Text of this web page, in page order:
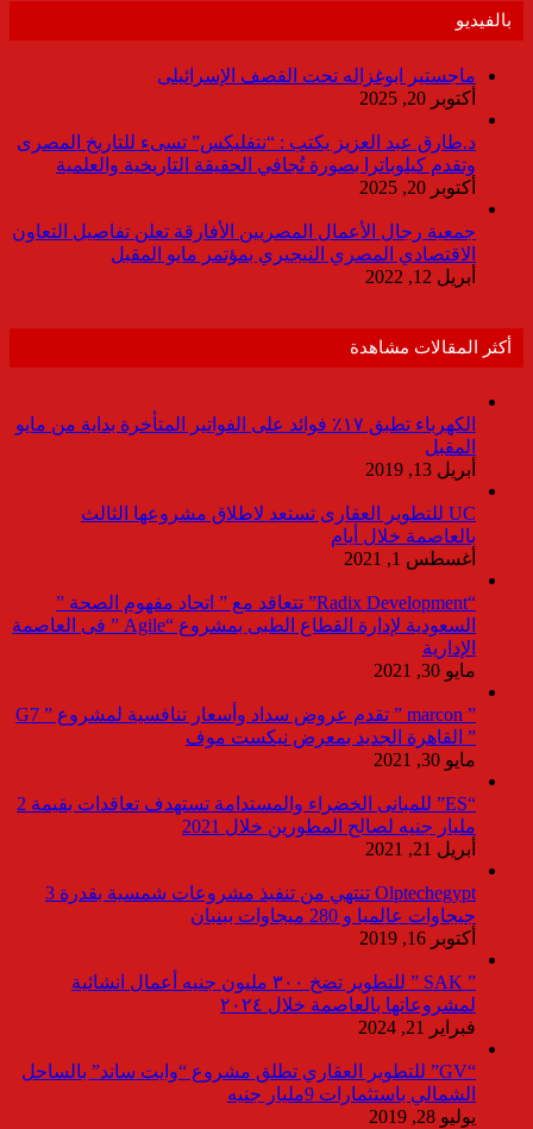
بالفيديو
ماجستير ابوغزاله تحت القصف الإسرائيلى
أكتوبر 20, 2025
د.طارق عبد العزيز يكتب : “نتفليكس” تسىء للتاريخ المصرى
وتقدم كيلوباترا بصورة تُجافي الحقيقة التاريخية والعلمية
أكتوبر 20, 2025
جمعية رجال الأعمال المصريين الأفارقة تعلن تفاصيل التعاون
الاقتصادي المصري النيجيري بمؤتمر مايو المقبل
أبريل 12, 2022
أكثر المقالات مشاهدة
الكهرباء تطبق ١٧٪ فوائد على الفواتير المتأخرة بداية من مايو
المقبل
أبريل 13, 2019
UC للتطوير العقارى تستعد لاطلاق مشروعها الثالث
بالعاصمة خلال أيام
أغسطس 1, 2021
“Radix Development” تتعاقد مع ” اتحاد مفهوم الصحة ”
السعودية لإدارة القطاع الطبى بمشروع “Agile ” فى العاصمة
الإدارية
مايو 30, 2021
” marcon ” تقدم عروض سداد وأسعار تنافسية لمشروع ” G7
” القاهرة الجديد بمعرض نيكست موف
مايو 30, 2021
“ES” للمبانى الخضراء والمستدامة تستهدف تعاقدات بقيمة 2
مليار جنيه لصالح المطورين خلال 2021
أبريل 21, 2021
Olptechegypt تنتهي من تنفيذ مشروعات شمسية بقدرة 3
جيجاوات عالميا و 280 ميجاوات ببنبان
أكتوبر 16, 2019
” SAK ” للتطوير تضخ ٣٠٠ مليون جنيه أعمال انشائية
لمشروعاتها بالعاصمة خلال ٢٠٢٤
فبراير 21, 2024
“GV” للتطوير العقاري تطلق مشروع “وايت ساند” بالساحل
الشمالي باستثمارات 9مليار جنيه
يوليو 28, 2019